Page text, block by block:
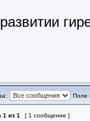
Поле
1 из 1 [ 1 сообщение ]